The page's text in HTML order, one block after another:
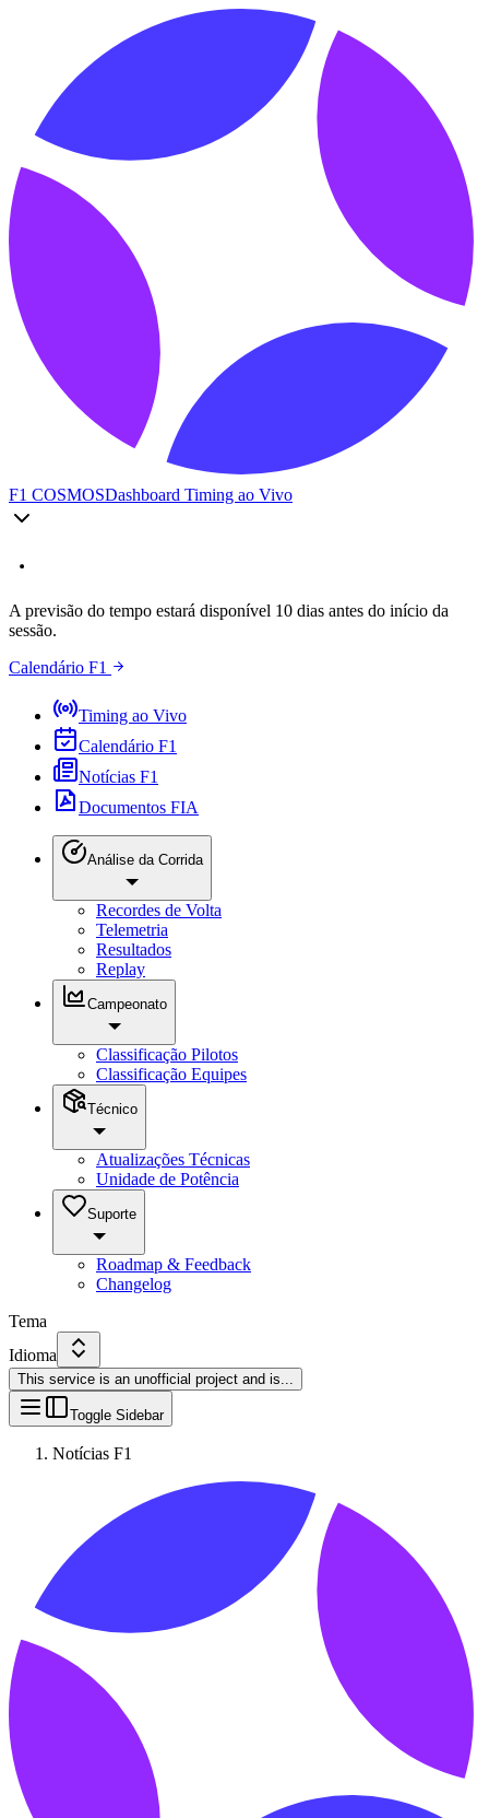
F1 COSMOSDashboard Timing ao Vivo
A previsão do tempo estará disponível 10 dias antes do início da
sessão.
Calendário F1
Timing ao Vivo
Calendário F1
Notícias F1
Documentos FIA
Análise da Corrida
Recordes de Volta
Telemetria
Resultados
Replay
Campeonato
Classificação Pilotos
Classificação Equipes
Técnico
Atualizações Técnicas
Unidade de Potência
Suporte
Roadmap & Feedback
Changelog
Tema
Idioma
This service is an unofficial project and is...
Toggle Sidebar
Notícias F1